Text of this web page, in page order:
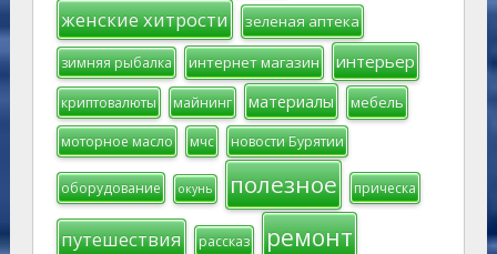
женские хитрости зеленая аптека
зимняя рыбалка интернет магазин интерьер
криптовалюты майнинг материалы мебель
моторное масло мчс новости Бурятии
оборудование окунь полезное прическа
путешествия рассказ ремонт